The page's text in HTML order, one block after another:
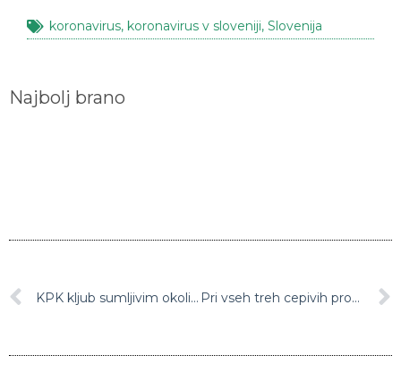
koronavirus, koronavirus v sloveniji, Slovenija
Najbolj brano
KPK kljub sumljivim okoliščinam ne bo preiskovala Hojsove kupčije s parcelo v Kopru Pri vseh treh cepivih proti covidu-19, ki se trenutno uporabljajo v Sloveniji, se pojavljajo podobni blagi in pričakovani nezaželeni učinki